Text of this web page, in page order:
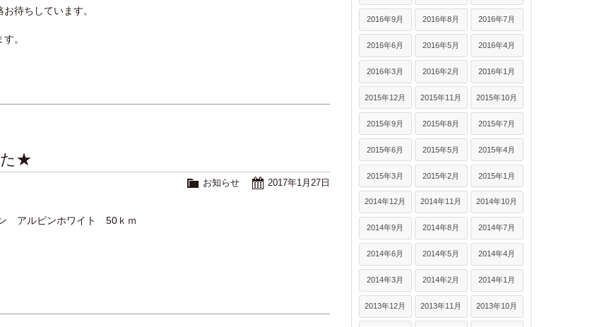
待ちしています。
。
た★
2017年1月27日
お知らせ
アルピンホワイト 50ｋｍ
2016年9月 2016年8月 2016年7月
2016年6月 2016年5月 2016年4月
2016年3月 2016年2月 2016年1月
2015年12月 2015年11月 2015年10月
2015年9月 2015年8月 2015年7月
2015年6月 2015年5月 2015年4月
2015年3月 2015年2月 2015年1月
2014年12月 2014年11月 2014年10月
2014年9月 2014年8月 2014年7月
2014年6月 2014年5月 2014年4月
2014年3月 2014年2月 2014年1月
2013年12月 2013年11月 2013年10月